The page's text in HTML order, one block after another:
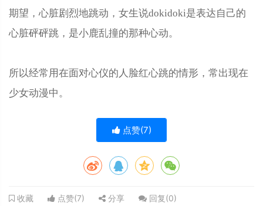
期望，心脏剧烈地跳动，女生说dokidoki是表达自己的
心脏砰砰跳，是小鹿乱撞的那种心动。
所以经常用在面对心仪的人脸红心跳的情形，常出现在
少女动漫中。
点赞(7)
收藏 点赞(7) 分享 回复(0)